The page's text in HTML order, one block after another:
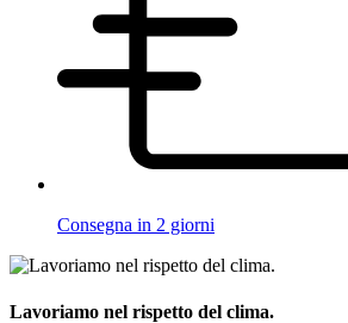
Consegna in 2 giorni
Lavoriamo nel rispetto del clima.